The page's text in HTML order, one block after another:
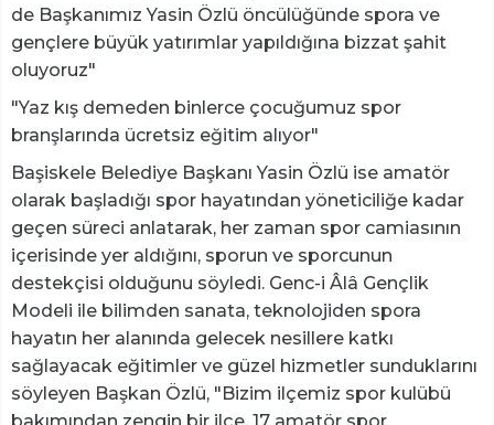
de Başkanımız Yasin Özlü öncülüğünde spora ve
gençlere büyük yatırımlar yapıldığına bizzat şahit
oluyoruz"
"Yaz kış demeden binlerce çocuğumuz spor
branşlarında ücretsiz eğitim alıyor"
Başiskele Belediye Başkanı Yasin Özlü ise amatör
olarak başladığı spor hayatından yöneticiliğe kadar
geçen süreci anlatarak, her zaman spor camiasının
içerisinde yer aldığını, sporun ve sporcunun
destekçisi olduğunu söyledi. Genc-i Âlâ Gençlik
Modeli ile bilimden sanata, teknolojiden spora
hayatın her alanında gelecek nesillere katkı
sağlayacak eğitimler ve güzel hizmetler sunduklarını
söyleyen Başkan Özlü, "Bizim ilçemiz spor kulübü